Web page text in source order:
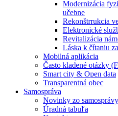
Modernizácia
učebne
Rekonštrrukcia
Elektronické
Revitalizácia
Láska k čítaniu
Mobilná aplikácia
Často kladené otázky
Smart city & Open data
Transparentná obec
Samospráva
Novinky zo samosprávy
Úradná tabuľa